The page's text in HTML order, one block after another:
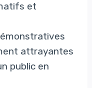
et
attrayantes
public en